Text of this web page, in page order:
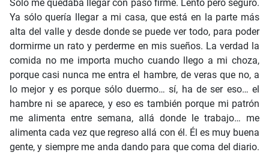
Sólo me quedaba llegar con paso firme. Lento pero seguro.
Ya sólo quería llegar a mi casa, que está en la parte más
alta del valle y desde donde se puede ver todo, para poder
dormirme un rato y perderme en mis sueños. La verdad la
comida no me importa mucho cuando llego a mi choza,
porque casi nunca me entra el hambre, de veras que no, a
lo mejor y es porque sólo duermo… sí, ha de ser eso… el
hambre ni se aparece, y eso es también porque mi patrón
me alimenta entre semana, allá donde le trabajo… me
alimenta cada vez que regreso allá con él. Él es muy buena
gente, y siempre me anda dando para que coma del diario.